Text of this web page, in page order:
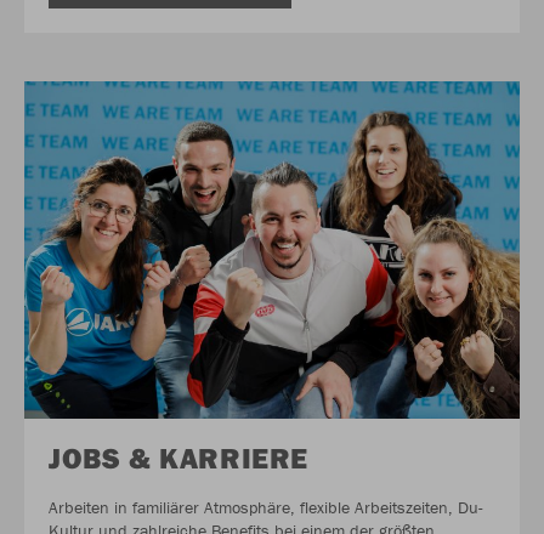
JOBS & KARRIERE
Arbeiten in familiärer Atmosphäre, flexible Arbeitszeiten, Du-